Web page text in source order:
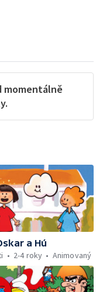
momentálně
a Hú
2-4 roky Animovaný